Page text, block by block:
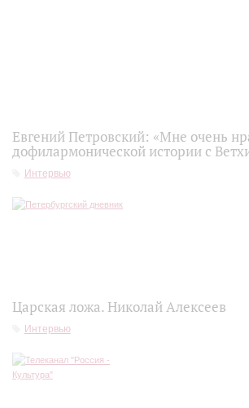
Евгений Петровский: «Мне очень
дофилармонической истории с
Интервью
Царская ложа. Николай Алексеев
Интервью